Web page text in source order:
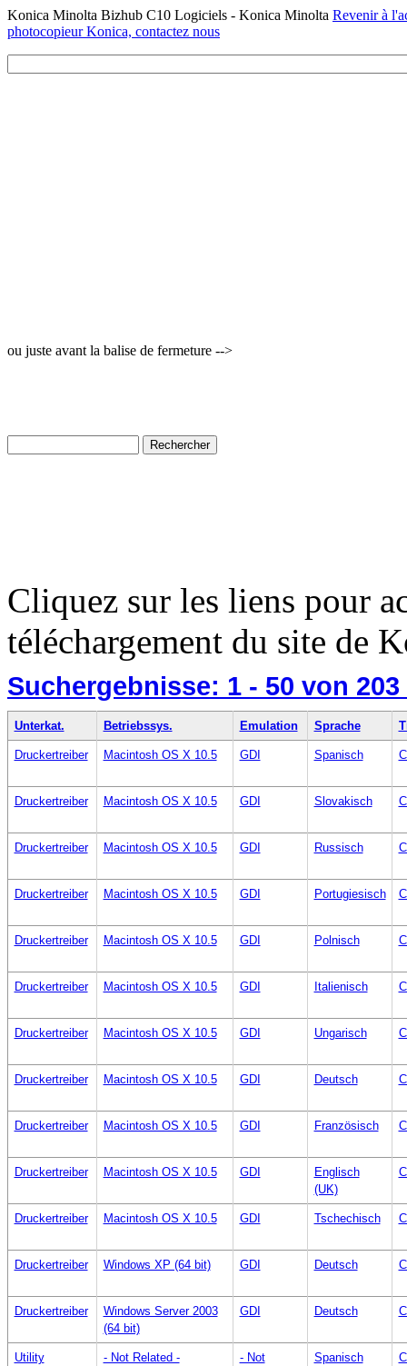
Konica Minolta Bizhub C10 Logiciels - Konica Minolta Revenir à
photocopieur Konica, contactez nous
ou juste avant la balise de fermeture -->
Cliquez sur les liens pour
téléchargement du site de
Suchergebnisse: 1 - 50 von 203
Unterkat. Betriebssys. Emulation Sprache
Druckertreiber Macintosh OS X 10.5 GDI Spanisch
Druckertreiber Macintosh OS X 10.5 GDI Slovakisch
Druckertreiber Macintosh OS X 10.5 GDI Russisch
Druckertreiber Macintosh OS X 10.5 GDI Portugiesisch
Druckertreiber Macintosh OS X 10.5 GDI Polnisch
Druckertreiber Macintosh OS X 10.5 GDI Italienisch
Druckertreiber Macintosh OS X 10.5 GDI Ungarisch
Druckertreiber Macintosh OS X 10.5 GDI Deutsch
Druckertreiber Macintosh OS X 10.5 GDI Französisch
Druckertreiber Macintosh OS X 10.5 GDI
Englisch
(UK)
Druckertreiber Macintosh OS X 10.5 GDI Tschechisch
Druckertreiber Windows XP (64 bit) GDI Deutsch
Druckertreiber
Windows Server 2003
(64 bit)
GDI Deutsch
Utility - Not Related -
- Not
Spanisch